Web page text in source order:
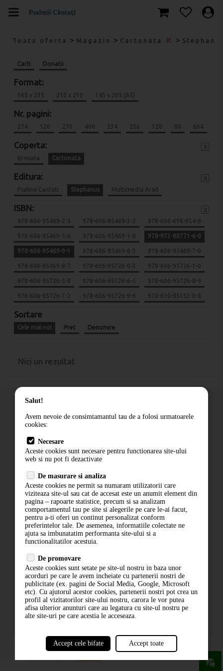
Toata oferta > Magazin > Cartonata >
Carti Donatii
Format:
165 x 235 210 x 210 145 x 205 (A5)
Nr. pagini:
274 120 270 400 334 256 120 80 664
Coperta:
Brosata Cartonata
Editura:
Psalmii Cantati Stephanus Multimedia Arad
ISBN:
978-606-95469-2-5 978-606-95469-3-2 978-606-698-054-8
978-606-95469-5-6 978-606-95469-1-8 978-973-88771-6-0
978-606-95469-0-1 978-606-95469-6-3 978-606-95469-7-0
978-606-95469-8-7 978-606-95726-0-3 978-606-95726-1-0
978-606-95726-5-8 978-606-95726-6-5 978-606-95726-8-9
978-606-95726-7-2 978-606-95726-9-6 978-630-95153-0-8
Sortare
Cele mai noi Pret Denumire
Nici un rezultat
Cum comand
Livrare
Contact
Politica de confidentialitate
ANPC
ABONARE LA NEWSLETTER
ABONARE
Salut!
Avem nevoie de consimtamantul tau de a folosi urmatoarele
cookies:
Necesare
Aceste cookies sunt necesare pentru functionarea site-ului
web si nu pot fi dezactivate
De masurare si analiza
Aceste cookies ne permit sa numaram utilizatorii care
viziteaza site-ul sau cat de accesat este un anumit element din
pagina – rapoarte statistice, precum si sa analizam
comportamentul tau pe site si alegerile pe care le-ai facut,
pentru a-ti oferi un continut personalizat conform
preferintelor tale. De asemenea, informatiile colectate ne
ajuta sa imbunatatim performanta site-ului si a
functionalitatilor acestuia.
De promovare
Aceste cookies sunt setate pe site-ul nostru in baza unor
acorduri pe care le avem incheiate cu partenerii nostri de
publicitate (ex. pagini de Social Media, Google, Microsoft
etc). Cu ajutorul acestor cookies, partenerii nostri pot crea un
profil al vizitatorilor site-ului nostru, carora le vor putea
afisa ulterior anunturi care au legatura cu site-ul nostru pe
alte site-uri pe care acestia le acceseaza.
Accept cele bifate Accept toate